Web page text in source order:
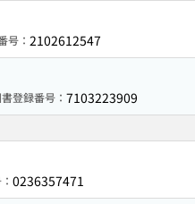
号： 2102612547
登録番号： 7103223909
0236357471